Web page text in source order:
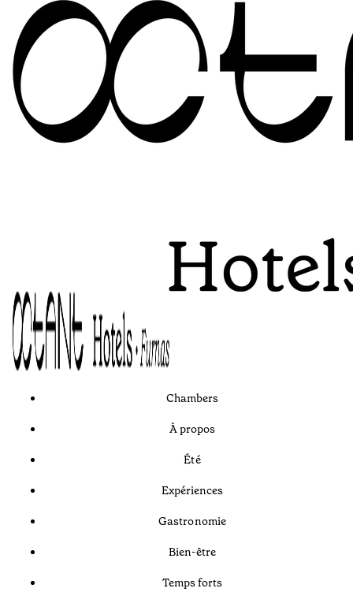
Chambers
À propos
Été
Expériences
Gastronomie
Bien-être
Temps forts